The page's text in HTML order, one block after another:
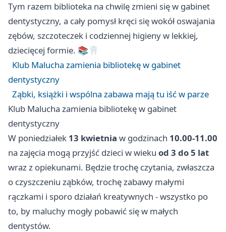
Tym razem biblioteka na chwilę zmieni się w gabinet
dentystyczny, a cały pomysł kręci się wokół oswajania
zębów, szczoteczek i codziennej higieny w lekkiej,
dziecięcej formie. 📚🦷
Klub Malucha zamienia bibliotekę w gabinet
dentystyczny
Ząbki, książki i wspólna zabawa mają tu iść w parze
Klub Malucha zamienia bibliotekę w gabinet
dentystyczny
W poniedziałek 13 kwietnia w godzinach 10.00-11.00
na zajęcia mogą przyjść dzieci w wieku od 3 do 5 lat
wraz z opiekunami. Będzie trochę czytania, zwłaszcza
o czyszczeniu ząbków, trochę zabawy małymi
rączkami i sporo działań kreatywnych - wszystko po
to, by maluchy mogły pobawić się w małych
dentystów.